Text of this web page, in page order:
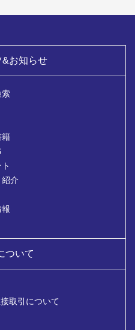
&お知らせ
索
籍
介
ついて
取引について